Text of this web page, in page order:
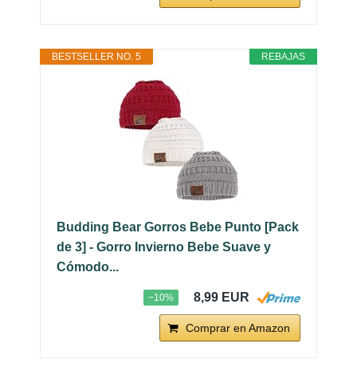
REBAJAS
BESTSELLER NO. 5
Budding Bear Gorros Bebe Punto [Pack
de 3] - Gorro Invierno Bebe Suave y
Cómodo...
−10% 8,99 EUR
Comprar en Amazon